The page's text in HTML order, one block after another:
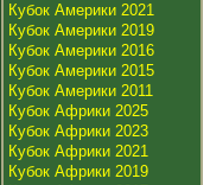
Кубок Америки 2021
Кубок Америки 2019
Кубок Америки 2016
Кубок Америки 2015
Кубок Америки 2011
Кубок Африки 2025
Кубок Африки 2023
Кубок Африки 2021
Кубок Африки 2019